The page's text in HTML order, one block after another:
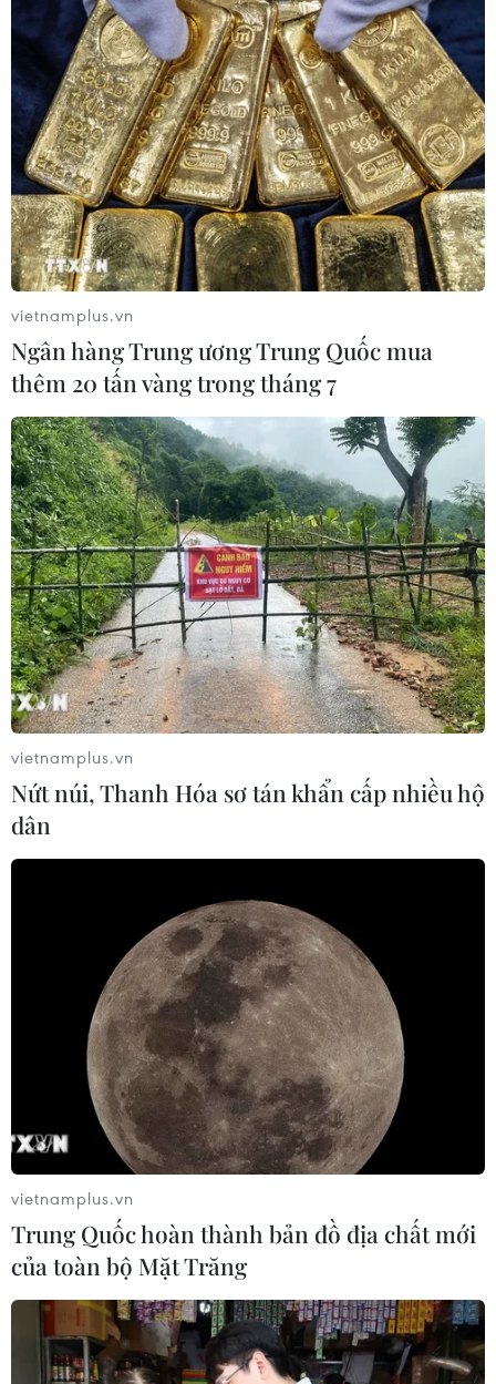
vietnamplus.vn
Ngân hàng Trung ương Trung Quốc mua
thêm 20 tấn vàng trong tháng 7
vietnamplus.vn
Nứt núi, Thanh Hóa sơ tán khẩn cấp nhiều hộ
dân
vietnamplus.vn
Trung Quốc hoàn thành bản đồ địa chất mới
của toàn bộ Mặt Trăng